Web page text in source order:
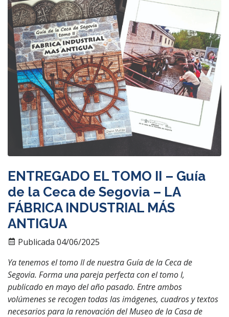
ENTREGADO EL TOMO II – Guía
de la Ceca de Segovia – LA
FÁBRICA INDUSTRIAL MÁS
ANTIGUA
Publicada 04/06/2025
Ya tenemos el tomo II de nuestra Guía de la Ceca de
Segovia. Forma una pareja perfecta con el tomo I,
publicado en mayo del año pasado. Entre ambos
volúmenes se recogen todas las imágenes, cuadros y textos
necesarios para la renovación del Museo de la Casa de